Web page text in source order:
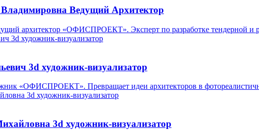
Ведущий Архитектор
архитектор «ОФИСПРОЕКТ». Эксперт по разработке тендерной и
3d художник-визуализатор
«ОФИСПРОЕКТ». Превращает идеи архитекторов в
3d художник-визуализатор